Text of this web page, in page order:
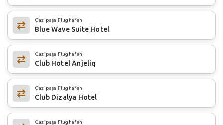
Gazipaşa Flughafen
Blue Wave Suite Hotel
Gazipaşa Flughafen
Club Hotel Anjeliq
Gazipaşa Flughafen
Club Dizalya Hotel
Gazipaşa Flughafen